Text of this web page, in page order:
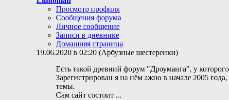
Просмотр профиля
Сообщения форума
Личное сообщение
Записи в дневнике
Домашняя страница
19.06.2020 в 02:20 (Арбузные шестеренки)
Есть такой древний форум "Дроуманга", у
Зарегистрирован я на нём ажно в начале 2005
темы.
Сам сайт состоит ...